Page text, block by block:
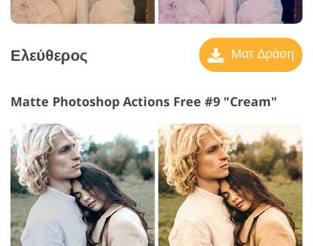
Ελεύθερος Ματ Δράση
Matte Photoshop Actions Free #9 "Cream"